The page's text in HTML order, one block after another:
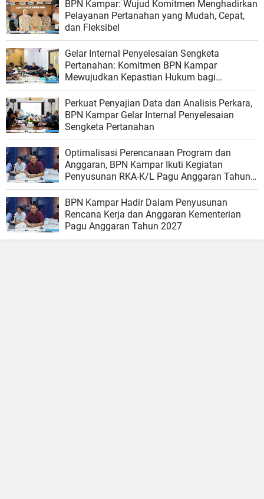
BPN Kampar: Wujud Komitmen Menghadirkan
Pelayanan Pertanahan yang Mudah, Cepat,
dan Fleksibel
Gelar Internal Penyelesaian Sengketa
Pertanahan: Komitmen BPN Kampar
Mewujudkan Kepastian Hukum bagi
Masyarakat
Perkuat Penyajian Data dan Analisis Perkara,
BPN Kampar Gelar Internal Penyelesaian
Sengketa Pertanahan
Optimalisasi Perencanaan Program dan
Anggaran, BPN Kampar Ikuti Kegiatan
Penyusunan RKA-K/L Pagu Anggaran Tahun
2027
BPN Kampar Hadir Dalam Penyusunan
Rencana Kerja dan Anggaran Kementerian
Pagu Anggaran Tahun 2027